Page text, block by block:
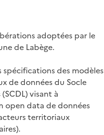
adoptées par le
de Labège.
spécifications des modèles
de données du Socle
visant à
open data de données
territoriaux